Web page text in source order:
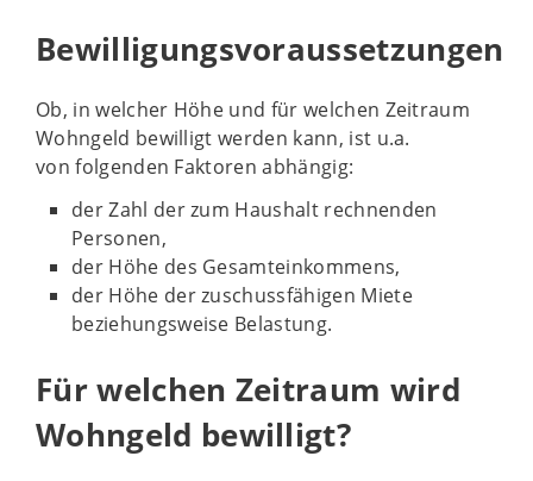
Bewilligungsvoraussetzungen
Ob, in welcher Höhe und für welchen Zeitraum
Wohngeld bewilligt werden kann, ist u.a.
von folgenden Faktoren abhängig:
der Zahl der zum Haushalt rechnenden
Personen,
der Höhe des Gesamteinkommens,
der Höhe der zuschussfähigen Miete
beziehungsweise Belastung.
Für welchen Zeitraum wird
Wohngeld bewilligt?